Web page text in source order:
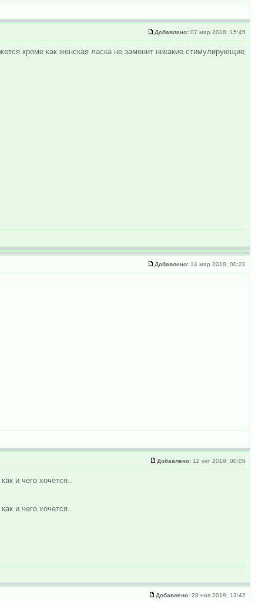
Добавлено: 07 мар 2018, 15:45
кроме как женская ласка не заменит никакие стимулирующие
Добавлено: 14 мар 2018, 00:21
Добавлено: 12 окт 2019, 00:05
и чего хочется..
и чего хочется..
Добавлено: 28 ноя 2019, 13:42